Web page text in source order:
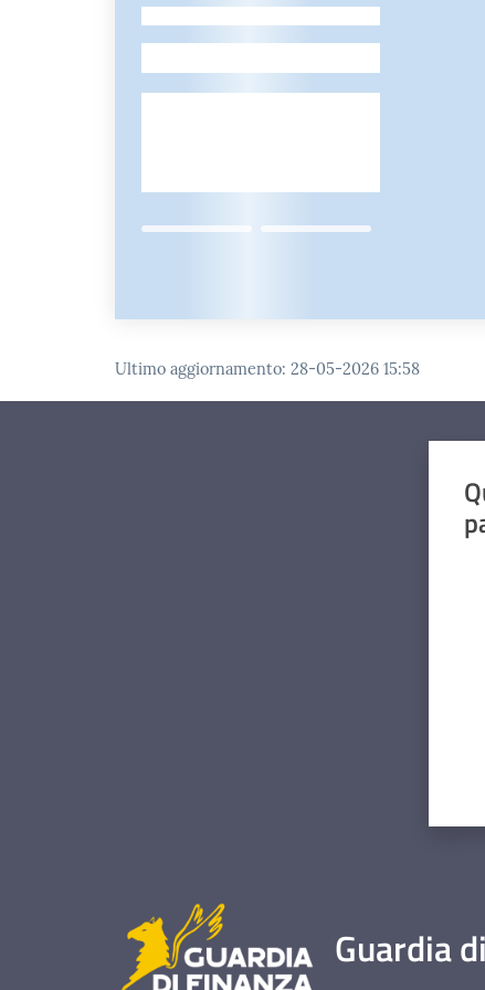
-
Ultimo aggiornamento: 28-05-2026 15:58
Guardia